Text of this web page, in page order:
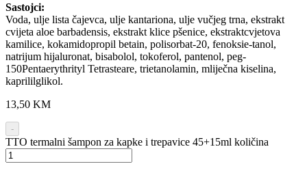
Sastojci:
Voda, ulje lista čajevca, ulje kantariona, ulje vučjeg trna, ekstrakt
cvijeta aloe barbadensis, ekstrakt klice pšenice, ekstraktcvjetova
kamilice, kokamidopropil betain, polisorbat-20, fenoksie-tanol,
natrijum hijaluronat, bisabolol, tokoferol, pantenol, peg-
150Pentaerythrityl Tetrasteare, trietanolamin, mliječna kiselina,
kaprililglikol.
13,50 KM
-
TTO termalni šampon za kapke i trepavice 45+15ml količina